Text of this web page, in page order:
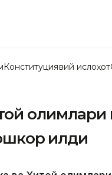
Конституциявий ислоҳот
олимлари
қилди